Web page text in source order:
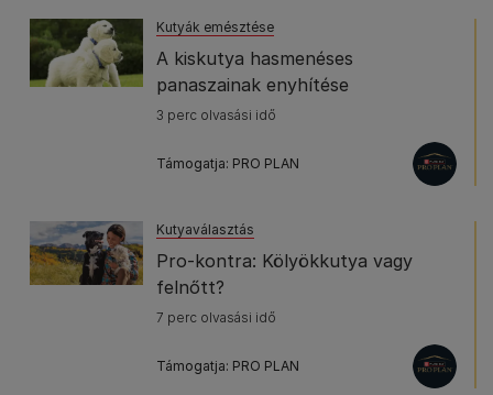
Kutyák emésztése
A kiskutya hasmenéses
panaszainak enyhítése
3 perc olvasási idő
Támogatja: PRO PLAN
Kutyaválasztás
Pro-kontra: Kölyökkutya vagy
felnőtt?
7 perc olvasási idő
Támogatja: PRO PLAN